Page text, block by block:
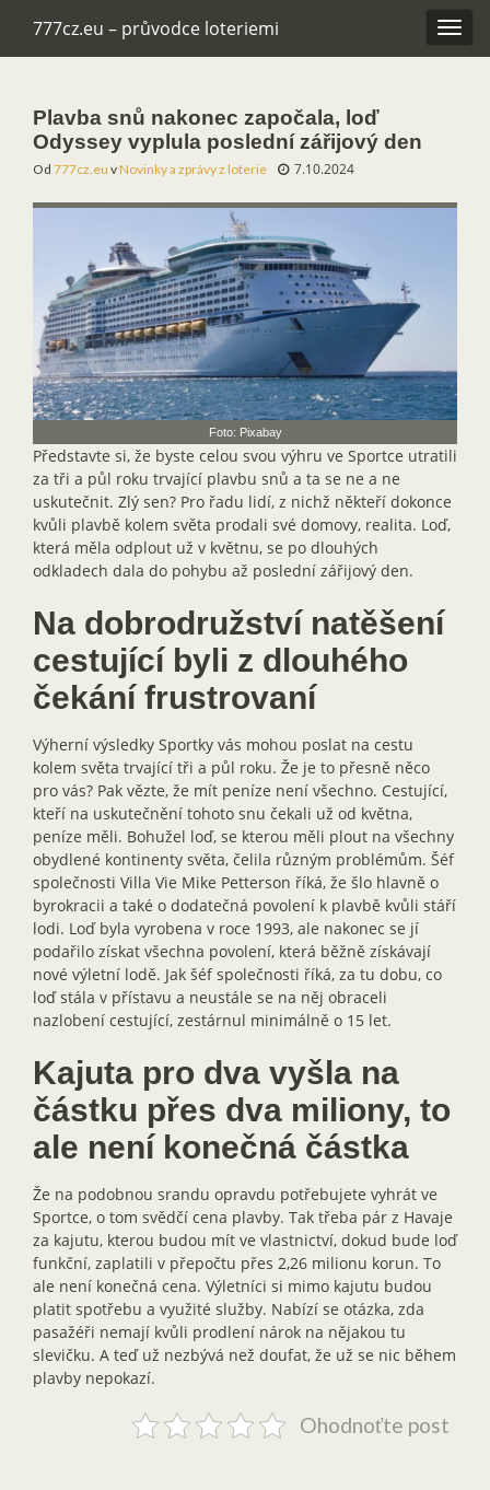
777cz.eu – průvodce loteriemi
Plavba snů nakonec započala, loď
Odyssey vyplula poslední zářijový den
Od 777cz.eu vNovinky a zprávy z loterie 7.10.2024
Foto: Pixabay
Představte si, že byste celou svou výhru ve Sportce utratili
za tři a půl roku trvající plavbu snů a ta se ne a ne
uskutečnit. Zlý sen? Pro řadu lidí, z nichž někteří dokonce
kvůli plavbě kolem světa prodali své domovy, realita. Loď,
která měla odplout už v květnu, se po dlouhých
odkladech dala do pohybu až poslední zářijový den.
Na dobrodružství natěšení
cestující byli z dlouhého
čekání frustrovaní
Výherní výsledky Sportky vás mohou poslat na cestu
kolem světa trvající tři a půl roku. Že je to přesně něco
pro vás? Pak vězte, že mít peníze není všechno. Cestující,
kteří na uskutečnění tohoto snu čekali už od května,
peníze měli. Bohužel loď, se kterou měli plout na všechny
obydlené kontinenty světa, čelila různým problémům. Šéf
společnosti Villa Vie Mike Petterson říká, že šlo hlavně o
byrokracii a také o dodatečná povolení k plavbě kvůli stáří
lodi. Loď byla vyrobena v roce 1993, ale nakonec se jí
podařilo získat všechna povolení, která běžně získávají
nové výletní lodě. Jak šéf společnosti říká, za tu dobu, co
loď stála v přístavu a neustále se na něj obraceli
nazlobení cestující, zestárnul minimálně o 15 let.
Kajuta pro dva vyšla na
částku přes dva miliony, to
ale není konečná částka
Že na podobnou srandu opravdu potřebujete vyhrát ve
Sportce, o tom svědčí cena plavby. Tak třeba pár z Havaje
za kajutu, kterou budou mít ve vlastnictví, dokud bude loď
funkční, zaplatili v přepočtu přes 2,26 milionu korun. To
ale není konečná cena. Výletníci si mimo kajutu budou
platit spotřebu a využité služby. Nabízí se otázka, zda
pasažéři nemají kvůli prodlení nárok na nějakou tu
slevičku. A teď už nezbývá než doufat, že už se nic během
plavby nepokazí.
Ohodnoťte post